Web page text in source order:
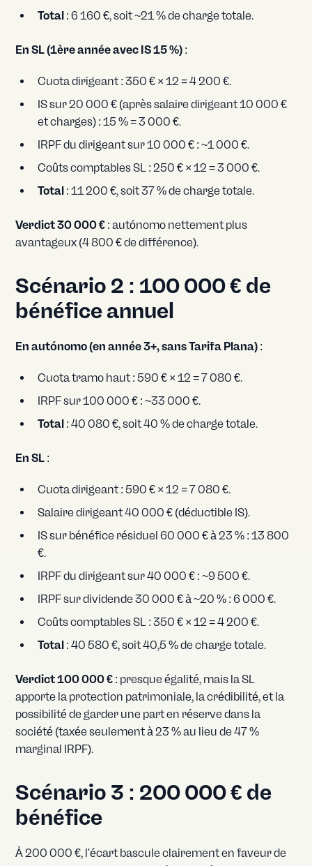
Total : 6 160 €, soit ~21 % de charge totale.
En SL (1ère année avec IS 15 %) :
Cuota dirigeant : 350 € × 12 = 4 200 €.
IS sur 20 000 € (après salaire dirigeant 10 000 €
et charges) : 15 % = 3 000 €.
IRPF du dirigeant sur 10 000 € : ~1 000 €.
Coûts comptables SL : 250 € × 12 = 3 000 €.
Total : 11 200 €, soit 37 % de charge totale.
Verdict 30 000 € : autónomo nettement plus
avantageux (4 800 € de différence).
Scénario 2 : 100 000 € de
bénéfice annuel
En autónomo (en année 3+, sans Tarifa Plana) :
Cuota tramo haut : 590 € × 12 = 7 080 €.
IRPF sur 100 000 € : ~33 000 €.
Total : 40 080 €, soit 40 % de charge totale.
En SL :
Cuota dirigeant : 590 € × 12 = 7 080 €.
Salaire dirigeant 40 000 € (déductible IS).
IS sur bénéfice résiduel 60 000 € à 23 % : 13 800
€.
IRPF du dirigeant sur 40 000 € : ~9 500 €.
IRPF sur dividende 30 000 € à ~20 % : 6 000 €.
Coûts comptables SL : 350 € × 12 = 4 200 €.
Total : 40 580 €, soit 40,5 % de charge totale.
Verdict 100 000 € : presque égalité, mais la SL
apporte la protection patrimoniale, la crédibilité, et la
possibilité de garder une part en réserve dans la
société (taxée seulement à 23 % au lieu de 47 %
marginal IRPF).
Scénario 3 : 200 000 € de
bénéfice
À 200 000 €, l'écart bascule clairement en faveur de